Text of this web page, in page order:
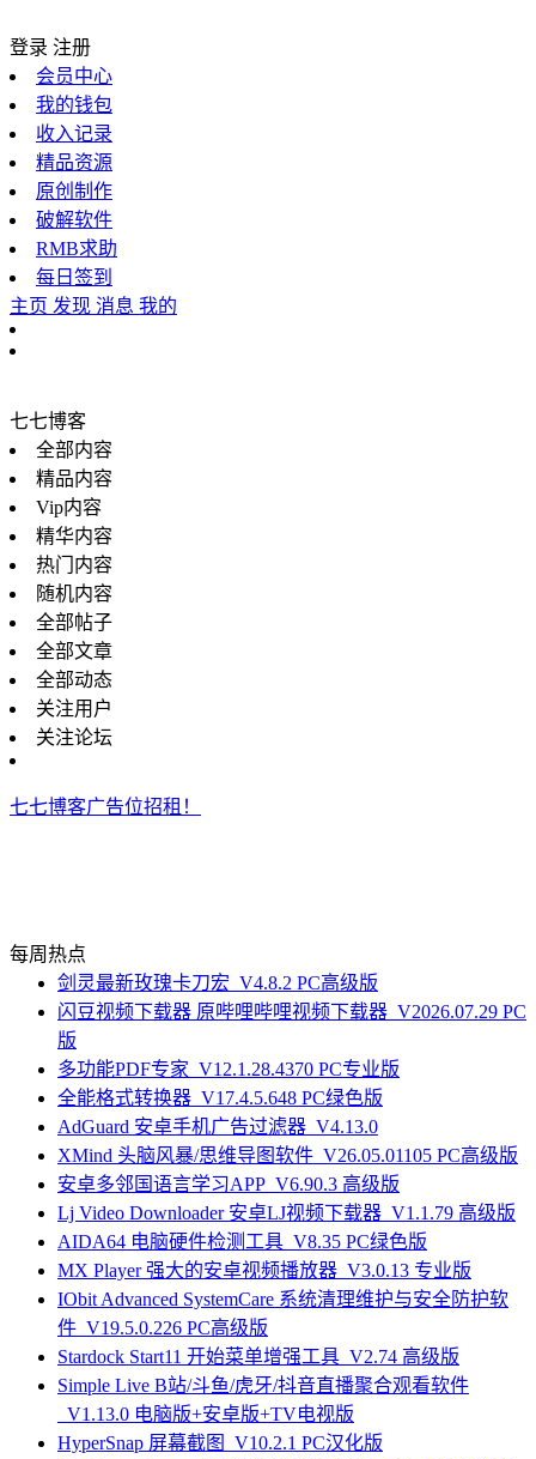
登录 注册
会员中心
我的钱包
收入记录
精品资源
原创制作
破解软件
RMB求助
每日签到
主页 发现 消息 我的
七七博客
全部内容
精品内容
Vip内容
精华内容
热门内容
随机内容
全部帖子
全部文章
全部动态
关注用户
关注论坛
七七博客广告位招租！
每周热点
剑灵最新玫瑰卡刀宏_V4.8.2 PC高级版
闪豆视频下载器 原哔哩哔哩视频下载器_V2026.07.29 PC
版
多功能PDF专家_V12.1.28.4370 PC专业版
全能格式转换器_V17.4.5.648 PC绿色版
AdGuard 安卓手机广告过滤器_V4.13.0
XMind 头脑风暴/思维导图软件_V26.05.01105 PC高级版
安卓多邻国语言学习APP_V6.90.3 高级版
Lj Video Downloader 安卓LJ视频下载器_V1.1.79 高级版
AIDA64 电脑硬件检测工具_V8.35 PC绿色版
MX Player 强大的安卓视频播放器_V3.0.13 专业版
IObit Advanced SystemCare 系统清理维护与安全防护软
件_V19.5.0.226 PC高级版
Stardock Start11 开始菜单增强工具_V2.74 高级版
Simple Live B站/斗鱼/虎牙/抖音直播聚合观看软件
_V1.13.0 电脑版+安卓版+TV电视版
HyperSnap 屏幕截图_V10.2.1 PC汉化版